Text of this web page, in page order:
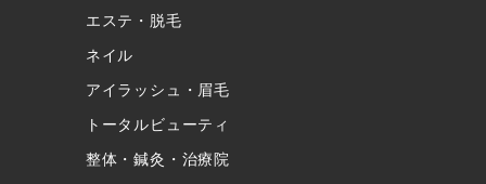
エステ・脱毛
ネイル
アイラッシュ・眉毛
トータルビューティ
整体・鍼灸・治療院